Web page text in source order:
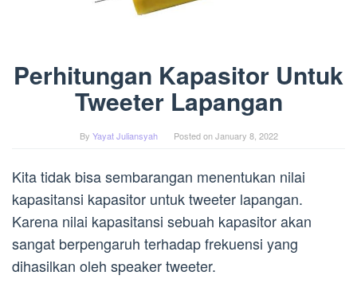
Perhitungan Kapasitor Untuk
Tweeter Lapangan
By Yayat Juliansyah Posted onJanuary 8, 2022
Kita tidak bisa sembarangan menentukan nilai
kapasitansi kapasitor untuk tweeter lapangan.
Karena nilai kapasitansi sebuah kapasitor akan
sangat berpengaruh terhadap frekuensi yang
dihasilkan oleh speaker tweeter.